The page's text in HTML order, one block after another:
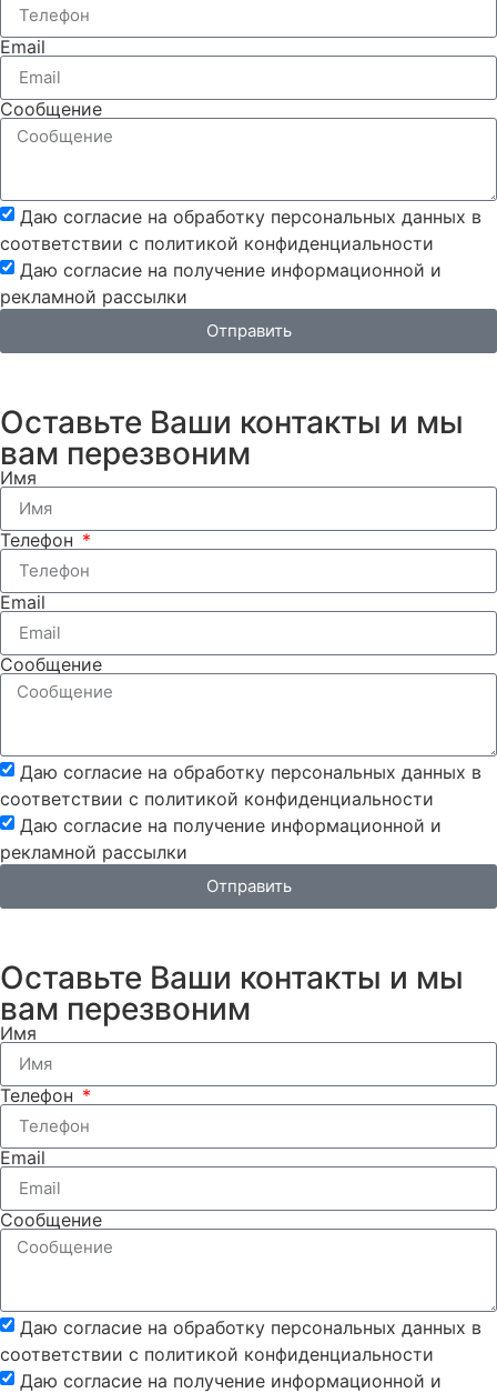
Email
Сообщение
Даю согласие на обработку персональных данных в
соответствии с политикой конфиденциальности
Даю согласие на получение информационной и
рекламной рассылки
Отправить
Оставьте Ваши контакты и мы
вам перезвоним
Имя
Телефон
Email
Сообщение
Даю согласие на обработку персональных данных в
соответствии с политикой конфиденциальности
Даю согласие на получение информационной и
рекламной рассылки
Отправить
Оставьте Ваши контакты и мы
вам перезвоним
Имя
Телефон
Email
Сообщение
Даю согласие на обработку персональных данных в
соответствии с политикой конфиденциальности
Даю согласие на получение информационной и